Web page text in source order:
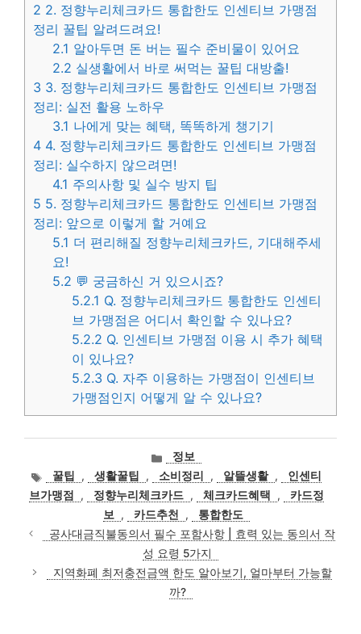
2 2. 정향누리체크카드 통합한도 인센티브 가맹점
정리 꿀팁 알려드려요!
2.1 알아두면 돈 버는 필수 준비물이 있어요
2.2 실생활에서 바로 써먹는 꿀팁 대방출!
3 3. 정향누리체크카드 통합한도 인센티브 가맹점
정리: 실전 활용 노하우
3.1 나에게 맞는 혜택, 똑똑하게 챙기기
4 4. 정향누리체크카드 통합한도 인센티브 가맹점
정리: 실수하지 않으려면!
4.1 주의사항 및 실수 방지 팁
5 5. 정향누리체크카드 통합한도 인센티브 가맹점
정리: 앞으로 이렇게 할 거예요
5.1 더 편리해질 정향누리체크카드, 기대해주세
요!
5.2 💬 궁금하신 거 있으시죠?
5.2.1 Q. 정향누리체크카드 통합한도 인센티
브 가맹점은 어디서 확인할 수 있나요?
5.2.2 Q. 인센티브 가맹점 이용 시 추가 혜택
이 있나요?
5.2.3 Q. 자주 이용하는 가맹점이 인센티브
가맹점인지 어떻게 알 수 있나요?
카
테
고
리
정보
태
그
꿀팁 , 생활꿀팁 , 소비정리 , 알뜰생활 ,
인센티
브가맹점
, 정향누리체크카드 , 체크카드혜택 ,
카드정
보
, 카드추천 ,
통합한도
공사대금직불동의서 필수 포함사항 | 효력 있는 동의서 작
성 요령 5가지
지역화폐 최저충전금액 한도 알아보기, 얼마부터 가능할
까?